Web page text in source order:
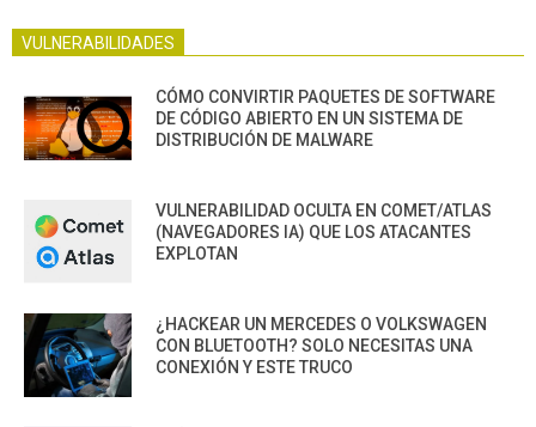
VULNERABILIDADES
CÓMO CONVIRTIR PAQUETES DE SOFTWARE
DE CÓDIGO ABIERTO EN UN SISTEMA DE
DISTRIBUCIÓN DE MALWARE
VULNERABILIDAD OCULTA EN COMET/ATLAS
(NAVEGADORES IA) QUE LOS ATACANTES
EXPLOTAN
¿HACKEAR UN MERCEDES O VOLKSWAGEN
CON BLUETOOTH? SOLO NECESITAS UNA
CONEXIÓN Y ESTE TRUCO